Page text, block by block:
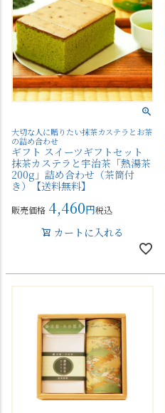
大切な人に贈りたい抹茶カステラとお茶
の詰め合わせ
ギフト スイーツギフトセット
抹茶カステラと宇治茶「熱湯茶
200g」詰め合わせ（茶筒付
き）【送料無料】
販売価格 4,460 税込
カートに入れる